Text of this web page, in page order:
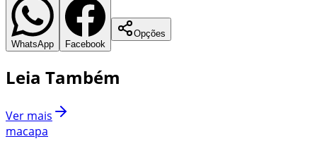
WhatsApp Facebook
Opções
Leia Também
Ver mais
macapa